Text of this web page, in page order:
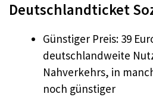
Deutschlandticket
Günstiger Preis: 39
deutschlandweite
Nahverkehrs, in
noch günstiger